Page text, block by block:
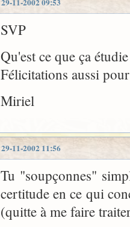
29-11-2002 09:53
SVP
Qu'est ce que ça
Félicitations aussi
Miriel
29-11-2002 11:56
Tu "soupçonnes"
certitude en ce qui
(quitte à me faire